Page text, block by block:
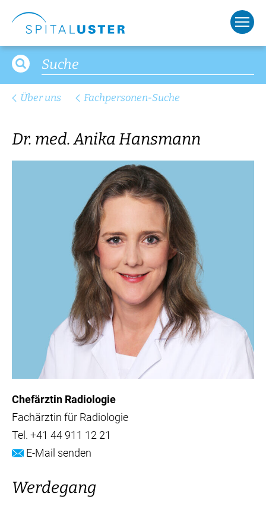
Über uns Fachpersonen-Suche
Dr. med. Anika Hansmann
Chefärztin Radiologie
Fachärztin für Radiologie
Tel. +41 44 911 12 21
E-Mail senden
Werdegang